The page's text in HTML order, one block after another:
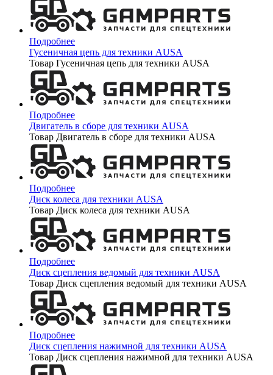
Подробнее
Гусеничная цепь для техники AUSA
Товар Гусеничная цепь для техники AUSA
Подробнее
Двигатель в сборе для техники AUSA
Товар Двигатель в сборе для техники AUSA
Подробнее
Диск колеса для техники AUSA
Товар Диск колеса для техники AUSA
Подробнее
Диск сцепления ведомый для техники AUSA
Товар Диск сцепления ведомый для техники AUSA
Подробнее
Диск сцепления нажимной для техники AUSA
Товар Диск сцепления нажимной для техники AUSA